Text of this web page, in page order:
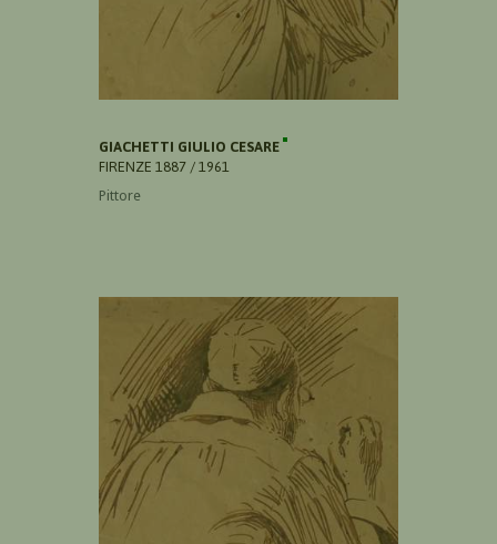
GIACHETTI GIULIO CESARE
FIRENZE 1887 / 1961
Pittore